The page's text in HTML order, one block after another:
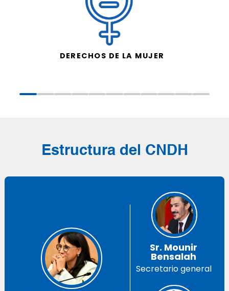
DERECHOS DE LA MUJER
Estructura del CNDH
Sr. Mounir
Bensalah
Secretario general